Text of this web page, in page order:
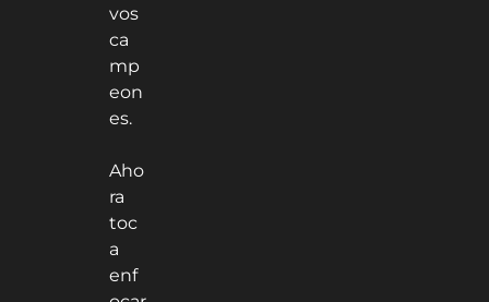
vos
ca
mp
eon
es.
Aho
ra
toc
a
enf